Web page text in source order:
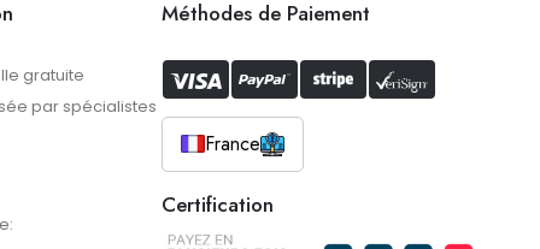
gratuite
par spécialistes
Méthodes de Paiement
France
Certification